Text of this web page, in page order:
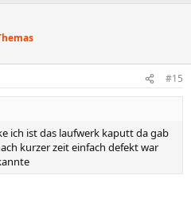
#15
ich ist das laufwerk kaputt da gab
kurzer zeit einfach defekt war